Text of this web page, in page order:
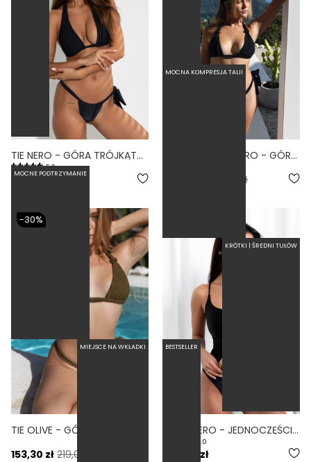
TIE NERO - GÓRA TRÓJKĄTNA OD BIKINI WIĄZANA NA SZYI CZARNY
5.0
219,00 zł
TIE SCRUNCHIE NERO - GÓRA TRÓJKĄTNA OD BIKINI WIĄZANA NA SZYI CZARNY
219,00 zł
-30%
153,30 zł 219,00 zł
MOCNA KOMPRESJA TALII
KRÓTKI | ŚREDNI TUŁÓW
VISTA NERO - JEDNOCZĘŚCIOWY STRÓJ KĄPIELOWY MODELUJĄCY WYCIĘTY CZARNY
5.0
299,00 zł
MOCNE PODTRZYMANIE
MIEJSCE NA WKŁADKI BESTSELLER